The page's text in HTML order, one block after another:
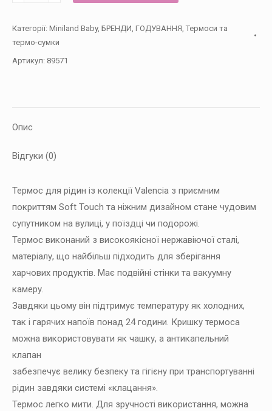
baby
Thermy
Valencia
Категорії: Miniland Baby, БРЕНДИ ГОДУВАННЯ Термоси та
термо-сумки
Артикул: 89571
Опис
Відгуки (0)
Термос для рідин із колекції Valencia з приємним
покриттям Soft Touch та ніжним дизайном стане чудовим
супутником на вулиці, у поїздці чи подорожі.
Термос виконаний з високоякісної нержавіючої сталі,
матеріалу, що найбільш підходить для зберігання
харчових продуктів. Має подвійні стінки та вакуумну
камеру.
Завдяки цьому він підтримує температуру як холодних,
так і гарячих напоїв понад 24 години. Кришку термоса
можна використовувати як чашку, а антикапельний
клапан
забезпечує велику безпеку та гігієну при транспортуванні
рідин завдяки системі «клацання».
Термос легко мити. Для зручності використання, можна